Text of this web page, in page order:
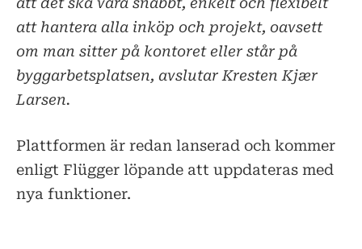
att hantera alla inköp och projekt, oavsett
om man sitter på kontoret eller står på
byggarbetsplatsen, avslutar Kresten Kjær
Larsen.
Plattformen är redan lanserad och kommer
enligt Flügger löpande att uppdateras med
nya funktioner.